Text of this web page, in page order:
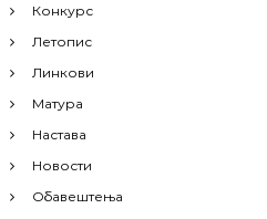
Конкурс
Летопис
Линкови
Матура
Настава
Новости
Обавештења